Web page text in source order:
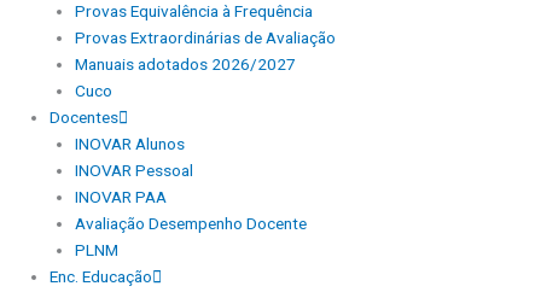
Provas Equivalência à Frequência
Provas Extraordinárias de Avaliação
Manuais adotados 2026/2027
Cuco
Docentes
INOVAR Alunos
INOVAR Pessoal
INOVAR PAA
Avaliação Desempenho Docente
PLNM
Enc. Educação